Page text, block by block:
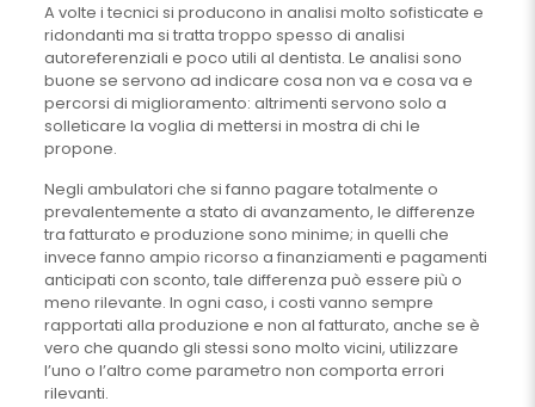
A volte i tecnici si producono in analisi molto sofisticate e
ridondanti ma si tratta troppo spesso di analisi
autoreferenziali e poco utili al dentista. Le analisi sono
buone se servono ad indicare cosa non va e cosa va e
percorsi di miglioramento: altrimenti servono solo a
solleticare la voglia di mettersi in mostra di chi le
propone.
Negli ambulatori che si fanno pagare totalmente o
prevalentemente a stato di avanzamento, le differenze
tra fatturato e produzione sono minime; in quelli che
invece fanno ampio ricorso a finanziamenti e pagamenti
anticipati con sconto, tale differenza può essere più o
meno rilevante. In ogni caso, i costi vanno sempre
rapportati alla produzione e non al fatturato, anche se è
vero che quando gli stessi sono molto vicini, utilizzare
l’uno o l’altro come parametro non comporta errori
rilevanti.